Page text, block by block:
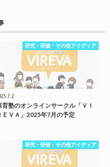
研究・研修・その他アイディア
育塾のオンラインサークル「ＶＩ
ＥＶＡ」2025年7月の予定
研究・研修・その他アイディア